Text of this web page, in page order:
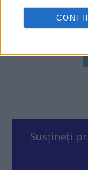
Vladimir Munteanu -
Susțineți